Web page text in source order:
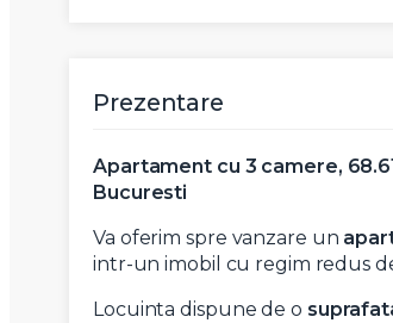
Prezentare
Apartament cu 3 camere,
Bucuresti
Va oferim spre vanzare un
intr-un imobil cu regim redus
Locuinta dispune de o